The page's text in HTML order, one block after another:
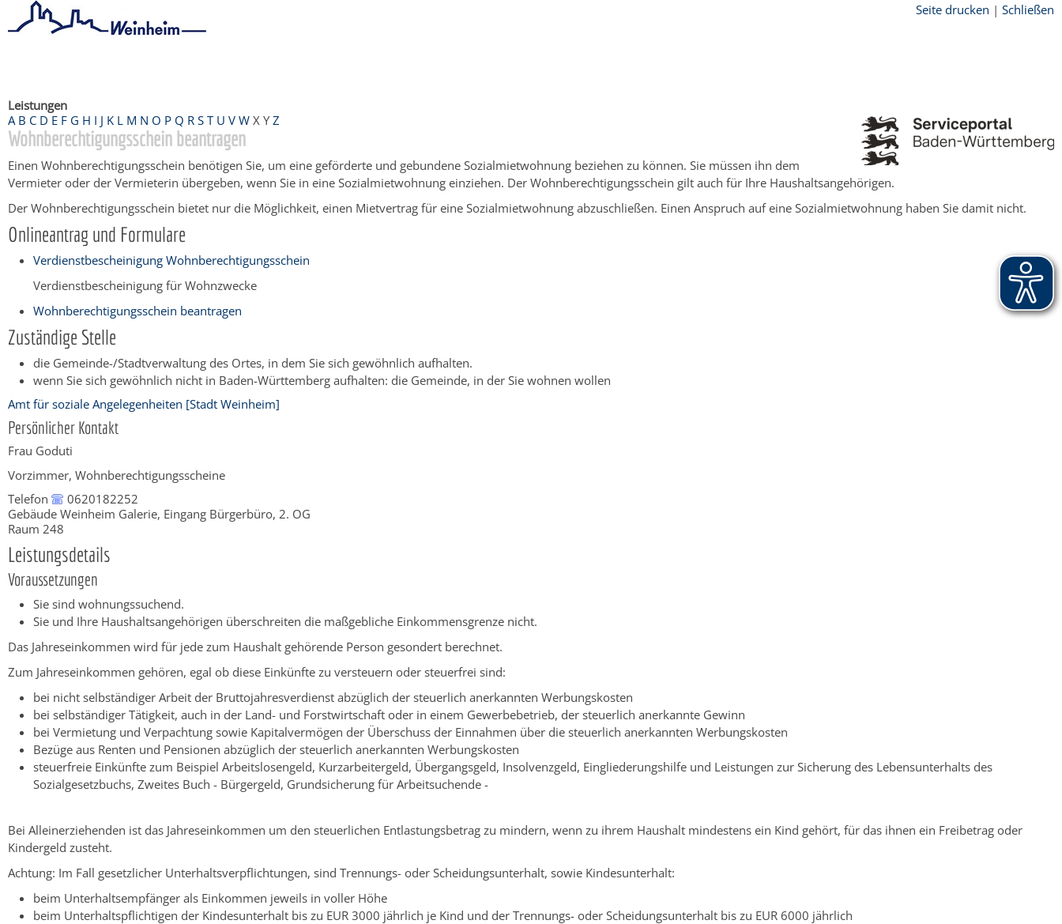
Seite drucken | Schließen
Leistungen
A B C D E F G H I J K L M N O P Q R S T U V W X Y Z
Wohnberechtigungsschein beantragen
Einen Wohnberechtigungsschein benötigen Sie, um eine geförderte und gebundene Sozialmietwohnung beziehen zu können. Sie müssen ihn dem
Vermieter oder der Vermieterin übergeben, wenn Sie in eine Sozialmietwohnung einziehen. Der Wohnberechtigungsschein gilt auch für Ihre Haushaltsangehörigen.
Der Wohnberechtigungsschein bietet nur die Möglichkeit, einen Mietvertrag für eine Sozialmietwohnung abzuschließen. Einen Anspruch auf eine Sozialmietwohnung haben Sie damit nicht.
Onlineantrag und Formulare
Verdienstbescheinigung Wohnberechtigungsschein
Verdienstbescheinigung für Wohnzwecke
Wohnberechtigungsschein beantragen
Zuständige Stelle
die Gemeinde-/Stadtverwaltung des Ortes, in dem Sie sich gewöhnlich aufhalten.
wenn Sie sich gewöhnlich nicht in Baden-Württemberg aufhalten: die Gemeinde, in der Sie wohnen wollen
Amt für soziale Angelegenheiten [Stadt Weinheim]
Persönlicher Kontakt
Frau Goduti
Vorzimmer, Wohnberechtigungsscheine
Telefon
0620182252
Gebäude Weinheim Galerie, Eingang Bürgerbüro, 2. OG
Raum 248
Leistungsdetails
Voraussetzungen
Sie sind wohnungssuchend.
Sie und Ihre Haushaltsangehörigen überschreiten die maßgebliche Einkommensgrenze nicht.
Das Jahreseinkommen wird für jede zum Haushalt gehörende Person gesondert berechnet.
Zum Jahreseinkommen gehören, egal ob diese Einkünfte zu versteuern oder steuerfrei sind:
bei nicht selbständiger Arbeit der Bruttojahresverdienst abzüglich der steuerlich anerkannten Werbungskosten
bei selbständiger Tätigkeit, auch in der Land- und Forstwirtschaft oder in einem Gewerbebetrieb, der steuerlich anerkannte Gewinn
bei Vermietung und Verpachtung sowie Kapitalvermögen der Überschuss der Einnahmen über die steuerlich anerkannten Werbungskosten
Bezüge aus Renten und Pensionen abzüglich der steuerlich anerkannten Werbungskosten
steuerfreie Einkünfte zum Beispiel Arbeitslosengeld, Kurzarbeitergeld, Übergangsgeld, Insolvenzgeld, Eingliederungshilfe und Leistungen zur Sicherung des Lebensunterhalts des
Sozialgesetzbuchs, Zweites Buch - Bürgergeld, Grundsicherung für Arbeitsuchende -
Bei Alleinerziehenden ist das Jahreseinkommen um den steuerlichen Entlastungsbetrag zu mindern, wenn zu ihrem Haushalt mindestens ein Kind gehört, für das ihnen ein Freibetrag oder
Kindergeld zusteht.
Achtung: Im Fall gesetzlicher Unterhaltsverpflichtungen, sind Trennungs- oder Scheidungsunterhalt, sowie Kindesunterhalt:
beim Unterhaltsempfänger als Einkommen jeweils in voller Höhe
beim Unterhaltspflichtigen der Kindesunterhalt bis zu EUR 3000 jährlich je Kind und der Trennungs- oder Scheidungsunterhalt bis zu EUR 6000 jährlich